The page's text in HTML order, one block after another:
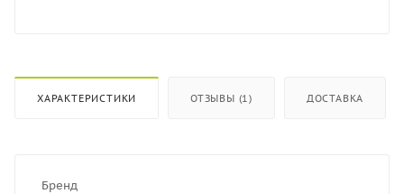
ХАРАКТЕРИСТИКИ ОТЗЫВЫ (1) ДОСТАВКА
Бренд